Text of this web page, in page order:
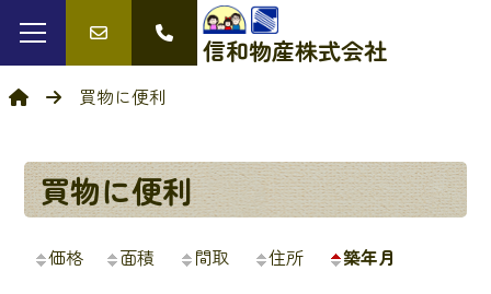
信和物産株式会社
買物に便利
買物に便利
価格 面積 間取 住所 築年月